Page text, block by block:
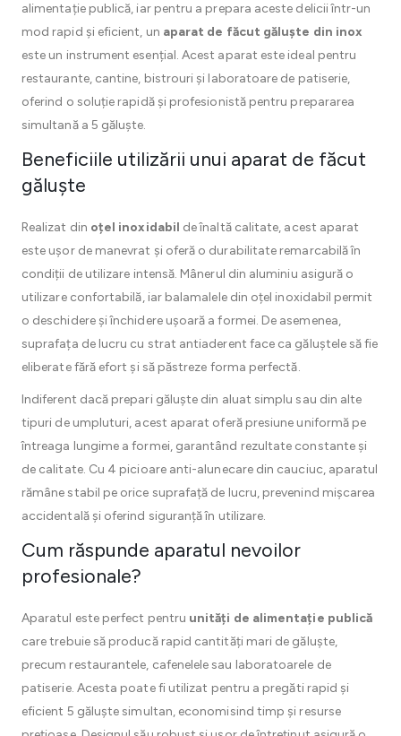
alimentație publică, iar pentru a prepara aceste delicii într-un
mod rapid și eficient, un aparat de făcut găluște din inox
este un instrument esențial. Acest aparat este ideal pentru
restaurante, cantine, bistrouri și laboratoare de patiserie,
oferind o soluție rapidă și profesionistă pentru prepararea
simultană a 5 găluște.
Beneficiile utilizării unui aparat de făcut
găluște
Realizat din oțel inoxidabil de înaltă calitate, acest aparat
este ușor de manevrat și oferă o durabilitate remarcabilă în
condiții de utilizare intensă. Mânerul din aluminiu asigură o
utilizare confortabilă, iar balamalele din oțel inoxidabil permit
o deschidere și închidere ușoară a formei. De asemenea,
suprafața de lucru cu strat antiaderent face ca găluștele să fie
eliberate fără efort și să păstreze forma perfectă.
Indiferent dacă prepari găluște din aluat simplu sau din alte
tipuri de umpluturi, acest aparat oferă presiune uniformă pe
întreaga lungime a formei, garantând rezultate constante și
de calitate. Cu 4 picioare anti-alunecare din cauciuc, aparatul
rămâne stabil pe orice suprafață de lucru, prevenind mișcarea
accidentală și oferind siguranță în utilizare.
Cum răspunde aparatul nevoilor
profesionale?
Aparatul este perfect pentru unități de alimentație publică
care trebuie să producă rapid cantități mari de găluște,
precum restaurantele, cafenelele sau laboratoarele de
patiserie. Acesta poate fi utilizat pentru a pregăti rapid și
eficient 5 găluște simultan, economisind timp și resurse